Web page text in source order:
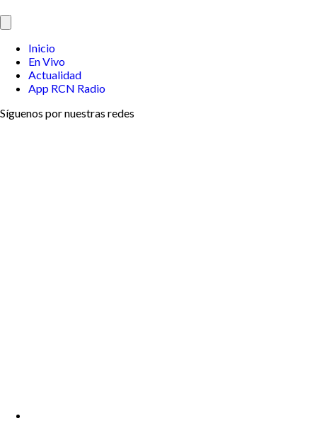
Inicio
En Vivo
Actualidad
App RCN Radio
Síguenos por nuestras redes